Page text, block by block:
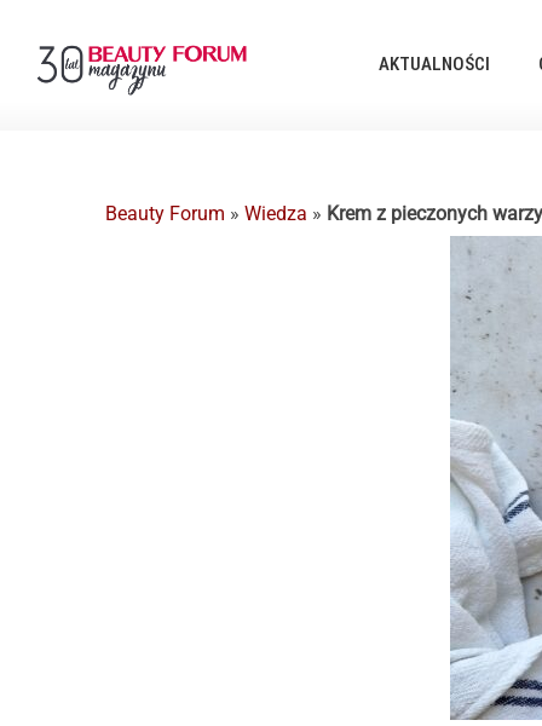
AKTUALNOŚCI
Beauty Forum » Wiedza » Krem z pieczonych